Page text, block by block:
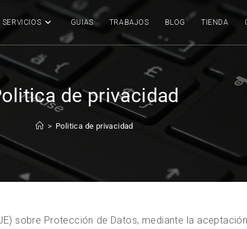
SERVICIOS GUIAS TRABAJOS BLOG TIENDA
de privacidad
> Politica de privacidad
sobre Protección de Datos, mediante la